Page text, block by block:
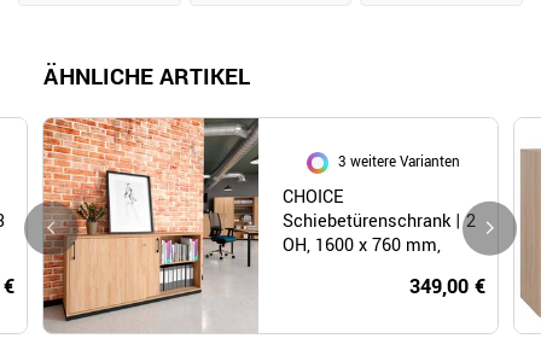
ÄHNLICHE ARTIKEL
3 weitere Varianten
CHOICE
Schiebetürenschrank | 2
OH, 1600 x 760 mm,
349,00 €